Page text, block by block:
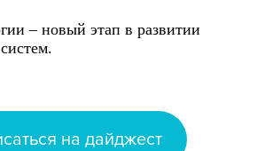
– новый этап в развитии
на дайджест